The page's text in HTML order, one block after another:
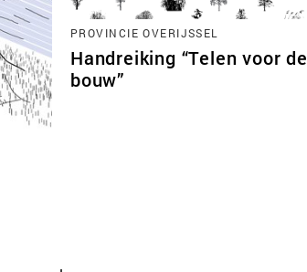
PROVINCIE OVERIJSSEL
Handreiking “Telen voor de
bouw”